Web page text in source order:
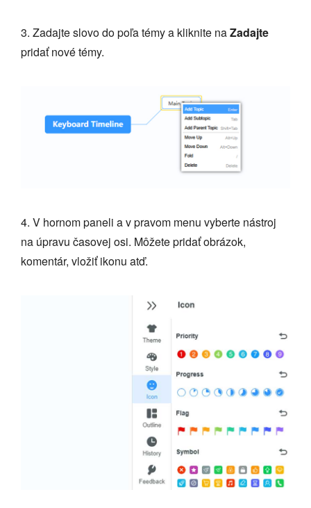
3. Zadajte slovo do poľa témy a kliknite naZadajte
pridať nové témy.
4. V hornom paneli a v pravom menu vyberte nástroj
na úpravu časovej osi. Môžete pridať obrázok,
komentár, vložiť ikonu atď.